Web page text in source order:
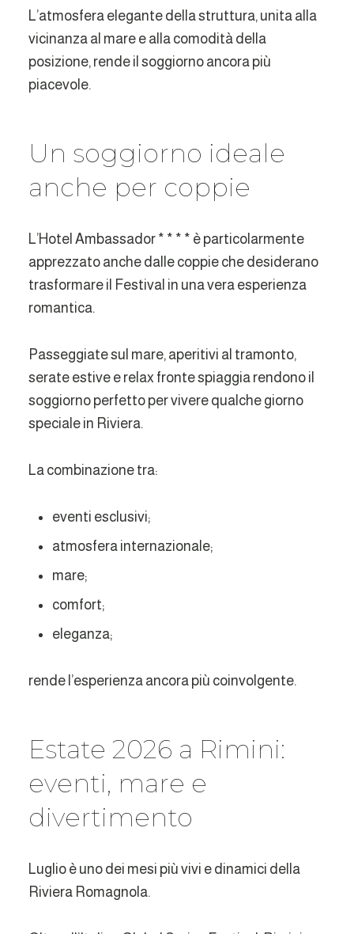
L’atmosfera elegante della struttura, unita alla
vicinanza al mare e alla comodità della
posizione, rende il soggiorno ancora più
piacevole.
Un soggiorno ideale
anche per coppie
L’Hotel Ambassador * * * * è particolarmente
apprezzato anche dalle coppie che desiderano
trasformare il Festival in una vera esperienza
romantica.
Passeggiate sul mare, aperitivi al tramonto,
serate estive e relax fronte spiaggia rendono il
soggiorno perfetto per vivere qualche giorno
speciale in Riviera.
La combinazione tra:
eventi esclusivi;
atmosfera internazionale;
mare;
comfort;
eleganza;
rende l’esperienza ancora più coinvolgente.
Estate 2026 a Rimini:
eventi, mare e
divertimento
Luglio è uno dei mesi più vivi e dinamici della
Riviera Romagnola.